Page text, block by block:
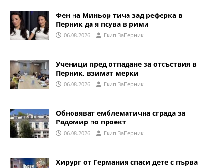
Фен на Миньор тича зад реферка в
Перник да я псува в рими
06.08.2026 Eкип ЗаПерник
Ученици пред отпадане за отсъствия в
Перник, взимат мерки
06.08.2026 Eкип ЗаПерник
Обновяват емблематична сграда за
Радомир по проект
06.08.2026 Eкип ЗаПерник
Хирург от Германия спаси дете с първа